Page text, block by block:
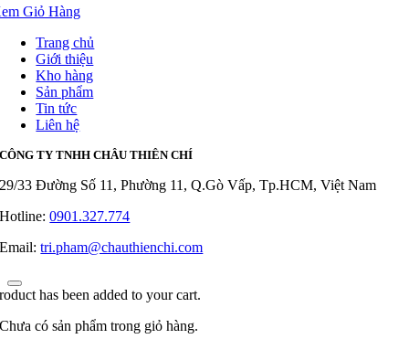
Giỏ Hàng
Trang chủ
Giới thiệu
Kho hàng
Sản phẩm
Tin tức
Liên hệ
CÔNG TY TNHH CHÂU THIÊN CHÍ
29/33 Đường Số 11, Phường 11, Q.Gò Vấp, Tp.HCM, Việt Nam
Hotline:0901.327.774
Email:tri.pham@chauthienchi.com
has been added to your cart.
Chưa có sản phẩm trong giỏ hàng.